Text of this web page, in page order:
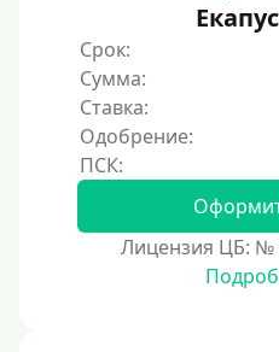
Срок:
Сумма:
Ставка:
Одобрение:
Лицензия ЦБ: №